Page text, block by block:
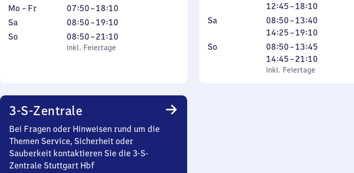
Montag
bis
Freitag
Mo – Fr 07:50–18:10
Von
7
Uhr
50
10
Samstag
Sa 08:50–19:10
Von
8
Uhr
Uhr
10
Sonntag
So,
inkl. Feiertage
08:50–21:10
Von
8
21
Uhr
inkl. Feiertage
Freitag
7
Uhr
50
bis
12
Uhr
12:45–18:10
12
Uhr
45
bis
18
Uhr
Samstag
Sa 08:50–13:40
Von
8
Uhr
50
bis
14:25–19:10
Von
14
Uhr
25
bis
Sonntag
So,
inkl. Feiertage
08:50–13:45
Von
8
Uhr
14:45–21:10
Von
14
Uhr
inkl. Feiertage
3-S-Zentrale
Bei Fragen oder Hinweisen rund um die
Themen Service, Sicherheit oder
Sauberkeit kontaktieren Sie die 3-S-
Zentrale Stuttgart Hbf